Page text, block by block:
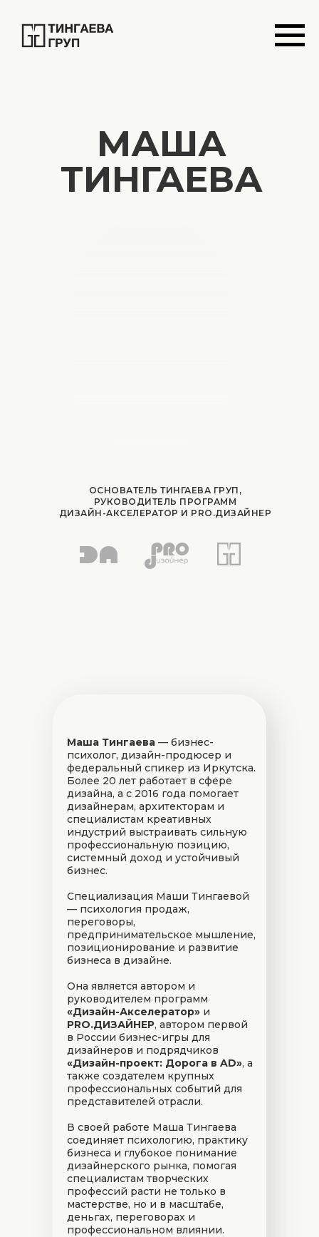
ОСНОВАТЕЛЬ ТИНГАЕВА ГРУП,
РУКОВОДИТЕЛЬ ПРОГРАММ
ДИЗАЙН-АКСЕЛЕРАТОР И PRO.ДИЗАЙНЕР
МАША
ТИНГАЕВА
Маша Тингаева — бизнес-
психолог, дизайн-продюсер и
федеральный спикер из Иркутска.
Более 20 лет работает в сфере
дизайна, а с 2016 года помогает
дизайнерам, архитекторам и
специалистам креативных
индустрий выстраивать сильную
профессиональную позицию,
системный доход и устойчивый
бизнес.
Специализация Маши Тингаевой
— психология продаж,
переговоры,
предпринимательское мышление,
позиционирование и развитие
бизнеса в дизайне.
Она является автором и
руководителем программ
«Дизайн-Акселератор» и
PRO.ДИЗАЙНЕР, автором первой
в России бизнес-игры для
дизайнеров и подрядчиков
«Дизайн-проект: Дорога в AD», а
также создателем крупных
профессиональных событий для
представителей отрасли.
В своей работе Маша Тингаева
соединяет психологию, практику
бизнеса и глубокое понимание
дизайнерского рынка, помогая
специалистам творческих
профессий расти не только в
мастерстве, но и в масштабе,
деньгах, переговорах и
профессиональном влиянии.